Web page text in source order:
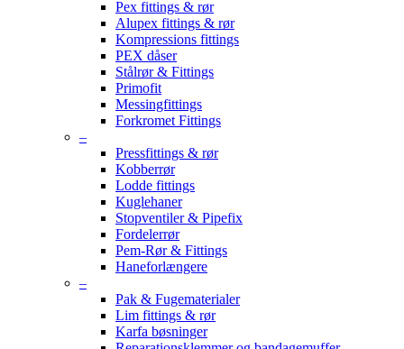
Pex fittings & rør
Alupex fittings & rør
Kompressions fittings
PEX dåser
Stålrør & Fittings
Primofit
Messingfittings
Forkromet Fittings
–
Pressfittings & rør
Kobberrør
Lodde fittings
Kuglehaner
Stopventiler & Pipefix
Fordelerrør
Pem-Rør & Fittings
Haneforlængere
–
Pak & Fugematerialer
Lim fittings & rør
Karfa bøsninger